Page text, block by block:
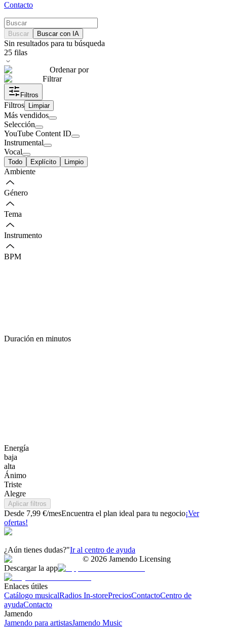
Contacto
Buscar Buscar con IA
Sin resultados para tu búsqueda
25 filas
Ordenar por
Filtrar
Filtros
Filtros Limpiar
Más vendidos
Selección
YouTube Content ID
Instrumental
Vocal
Todo Explícito Limpio
Ambiente
Género
Tema
Instrumento
BPM
Duración en minutos
Energía
baja
alta
Ánimo
Triste
Alegre
Aplicar filtros
Desde 7,99 €/mesEncuentra el plan ideal para tu negocio¡Ver
ofertas!
¿Aún tienes dudas?"Ir al centro de ayuda
© 2026 Jamendo Licensing
Descargar la app
Enlaces útiles
Catálogo musicalRadios In-storePreciosContactoCentro de
ayudaContacto
Jamendo
Jamendo para artistasJamendo Music